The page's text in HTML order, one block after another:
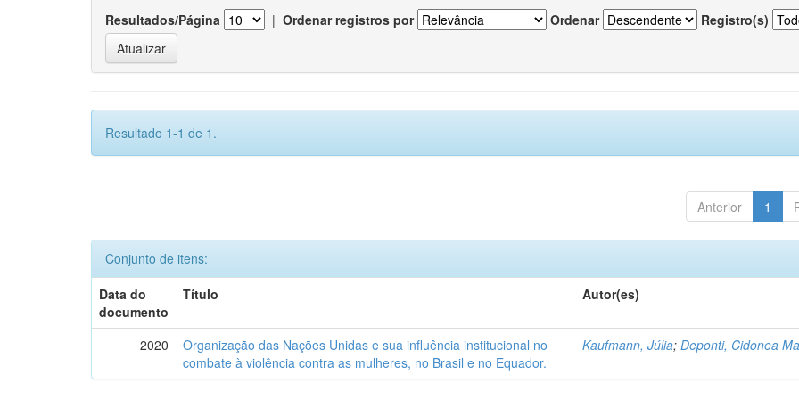
Resultados/Página | Ordenar registros por Ordenar Registro(s)
Resultado 1-1 de 1.
Anterior 1
Conjunto de itens:
Data do
documento
Título Autor(es)
2020
Organização das Nações Unidas e sua influência institucional no
combate à violência contra as mulheres, no Brasil e no Equador.
Kaufmann, Júlia;Deponti, Cidonea